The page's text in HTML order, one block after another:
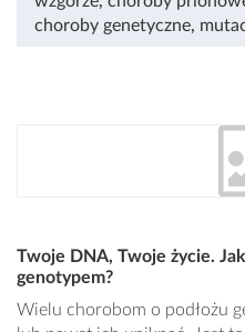
choroby genetyczne,
Twoje DNA, Twoje życie.
genotypem?
Wielu chorobom o podłożu